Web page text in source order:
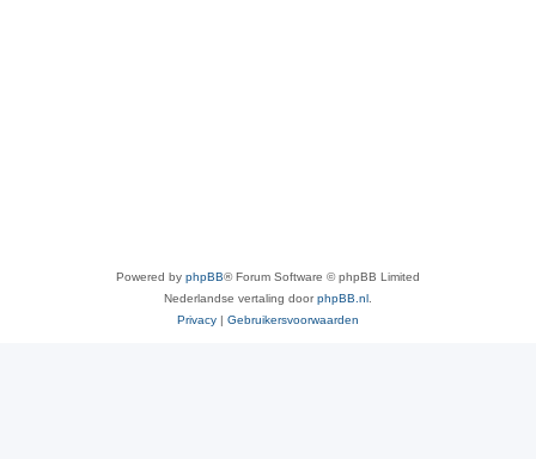
Powered by phpBB® Forum Software © phpBB Limited
Nederlandse vertaling doorphpBB.nl
Privacy | Gebruikersvoorwaarden